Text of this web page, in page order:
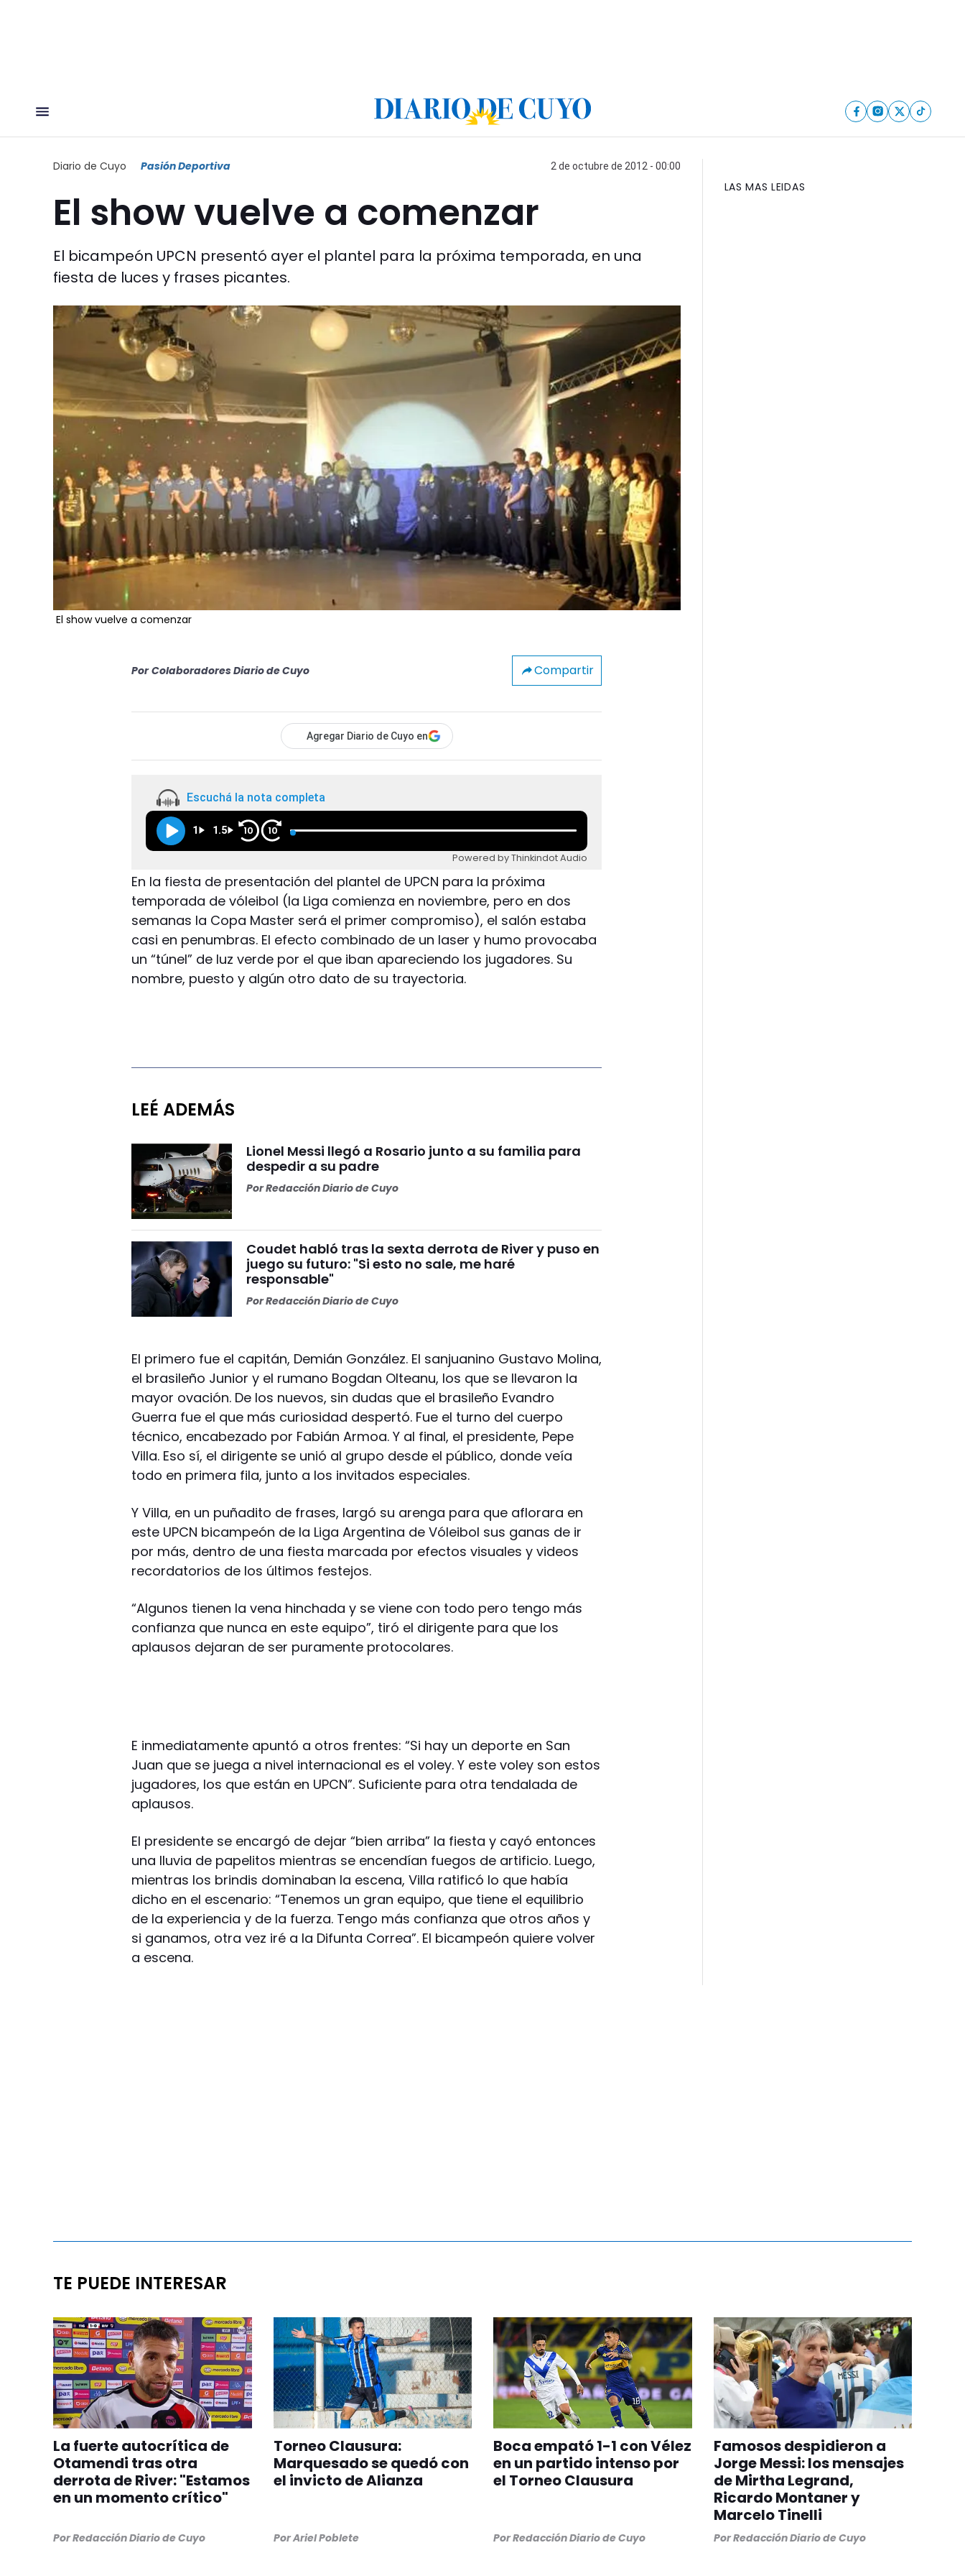
Diario de Cuyo Pasión Deportiva 2 de octubre de 2012 - 00:00
El show vuelve a comenzar
El bicampeón UPCN presentó ayer el plantel para la próxima temporada, en una
fiesta de luces y frases picantes.
El show vuelve a comenzar
Por Colaboradores Diario de Cuyo Compartir
Agregar Diario de Cuyo en
Escuchá la nota completa
1 1.5 10 10
Powered by Thinkindot Audio
En la fiesta de presentación del plantel de UPCN para la próxima
temporada de vóleibol (la Liga comienza en noviembre, pero en dos
semanas la Copa Master será el primer compromiso), el salón estaba
casi en penumbras. El efecto combinado de un laser y humo provocaba
un “túnel” de luz verde por el que iban apareciendo los jugadores. Su
nombre, puesto y algún otro dato de su trayectoria.
LEÉ ADEMÁS
Lionel Messi llegó a Rosario junto a su familia para
despedir a su padre
PorRedacción Diario de Cuyo
Coudet habló tras la sexta derrota de River y puso en
juego su futuro: "Si esto no sale, me haré
responsable"
PorRedacción Diario de Cuyo
El primero fue el capitán, Demián González. El sanjuanino Gustavo Molina,
el brasileño Junior y el rumano Bogdan Olteanu, los que se llevaron la
mayor ovación. De los nuevos, sin dudas que el brasileño Evandro
Guerra fue el que más curiosidad despertó. Fue el turno del cuerpo
técnico, encabezado por Fabián Armoa. Y al final, el presidente, Pepe
Villa. Eso sí, el dirigente se unió al grupo desde el público, donde veía
todo en primera fila, junto a los invitados especiales.
Y Villa, en un puñadito de frases, largó su arenga para que aflorara en
este UPCN bicampeón de la Liga Argentina de Vóleibol sus ganas de ir
por más, dentro de una fiesta marcada por efectos visuales y videos
recordatorios de los últimos festejos.
“Algunos tienen la vena hinchada y se viene con todo pero tengo más
confianza que nunca en este equipo”, tiró el dirigente para que los
aplausos dejaran de ser puramente protocolares.
E inmediatamente apuntó a otros frentes: “Si hay un deporte en San
Juan que se juega a nivel internacional es el voley. Y este voley son estos
jugadores, los que están en UPCN”. Suficiente para otra tendalada de
aplausos.
El presidente se encargó de dejar “bien arriba” la fiesta y cayó entonces
una lluvia de papelitos mientras se encendían fuegos de artificio. Luego,
mientras los brindis dominaban la escena, Villa ratificó lo que había
dicho en el escenario: “Tenemos un gran equipo, que tiene el equilibrio
de la experiencia y de la fuerza. Tengo más confianza que otros años y
si ganamos, otra vez iré a la Difunta Correa”. El bicampeón quiere volver
a escena.
LAS MAS LEIDAS
TE PUEDE INTERESAR
La fuerte autocrítica de
Otamendi tras otra
derrota de River: "Estamos
en un momento crítico"
PorRedacción Diario de Cuyo
Torneo Clausura:
Marquesado se quedó con
el invicto de Alianza
PorAriel Poblete
Boca empató 1-1 con Vélez
en un partido intenso por
el Torneo Clausura
PorRedacción Diario de Cuyo
Famosos despidieron a
Jorge Messi: los mensajes
de Mirtha Legrand,
Ricardo Montaner y
Marcelo Tinelli
PorRedacción Diario de Cuyo